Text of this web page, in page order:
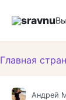
sravnu
Главная
Андрей